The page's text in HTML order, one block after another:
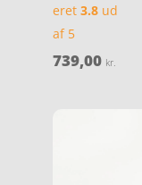
eret 3.8ud
af 5
739,00 kr.